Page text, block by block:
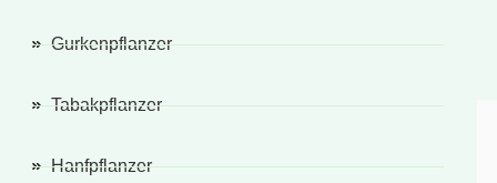
Gurkenpflanzer
Tabakpflanzer
Hanfpflanzer